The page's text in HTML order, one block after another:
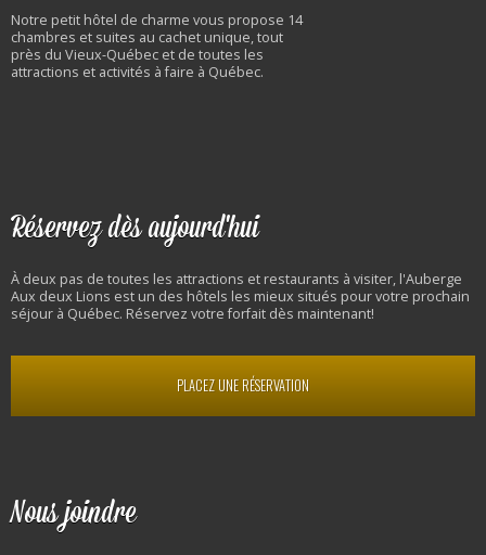
Notre petit hôtel de charme vous propose 14
chambres et suites au cachet unique, tout
près du Vieux-Québec et de toutes les
attractions et activités à faire à Québec.
Réservez dès aujourd'hui
À deux pas de toutes les attractions et restaurants à visiter, l'Auberge
Aux deux Lions est un des hôtels les mieux situés pour votre prochain
séjour à Québec. Réservez votre forfait dès maintenant!
PLACEZ UNE RÉSERVATION
Nous joindre